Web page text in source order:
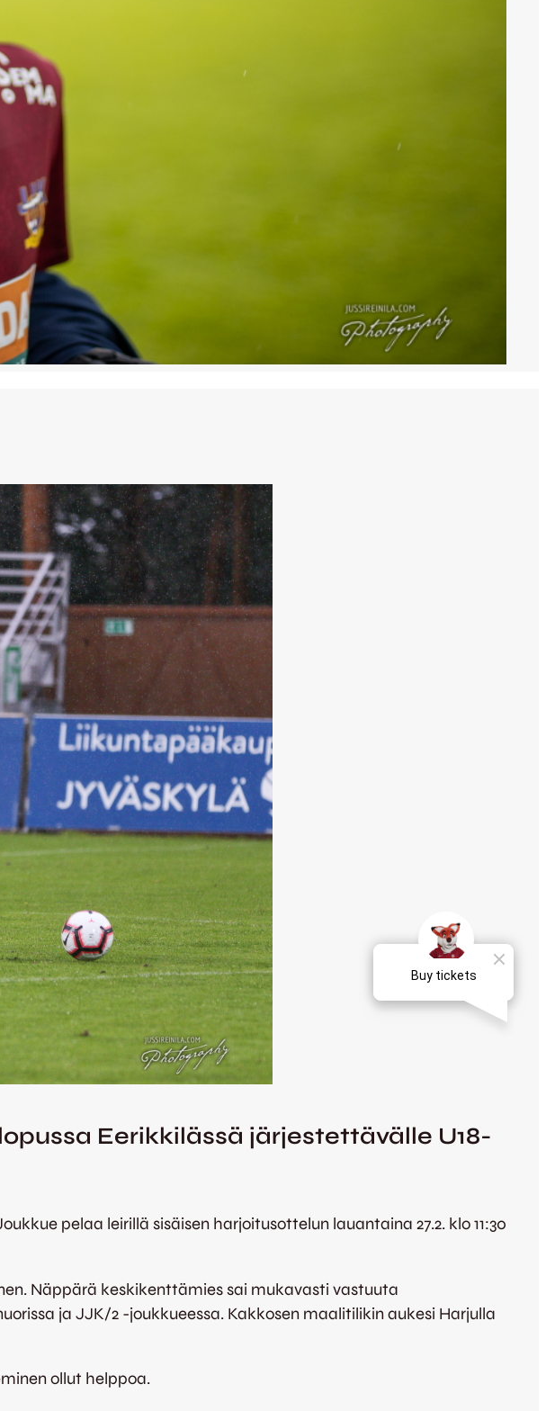
Eerikkilässä järjestettävälle U18-
pelaa leirillä sisäisen harjoitusottelun lauantaina 27.2. klo 11:30
Näppärä keskikenttämies sai mukavasti vastuuta
ja JJK/2 -joukkueessa. Kakkosen maalitilikin aukesi Harjulla
ollut helppoa.